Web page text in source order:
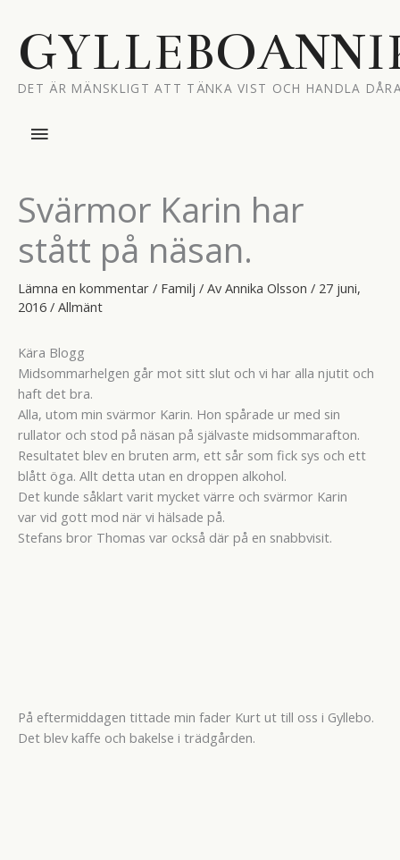
innehåll
DET ÄR MÄNSKLIGT ATT TÄNKA VIST OCH HANDLA
Huvudmeny
Svärmor Karin har
stått på näsan.
Lämna en kommentar / Familj / Av Annika Olsson / 27 juni,
2016 / Allmänt
Kära Blogg
Midsommarhelgen går mot sitt slut och vi har alla njutit och
haft det bra.
Alla, utom min svärmor Karin. Hon spårade ur med sin
rullator och stod på näsan på självaste midsommarafton.
Resultatet blev en bruten arm, ett sår som fick sys och ett
blått öga. Allt detta utan en droppen alkohol.
Det kunde såklart varit mycket värre och svärmor Karin
var vid gott mod när vi hälsade på.
Stefans bror Thomas var också där på en snabbvisit.
På eftermiddagen tittade min fader Kurt ut till oss i Gyllebo.
Det blev kaffe och bakelse i trädgården.